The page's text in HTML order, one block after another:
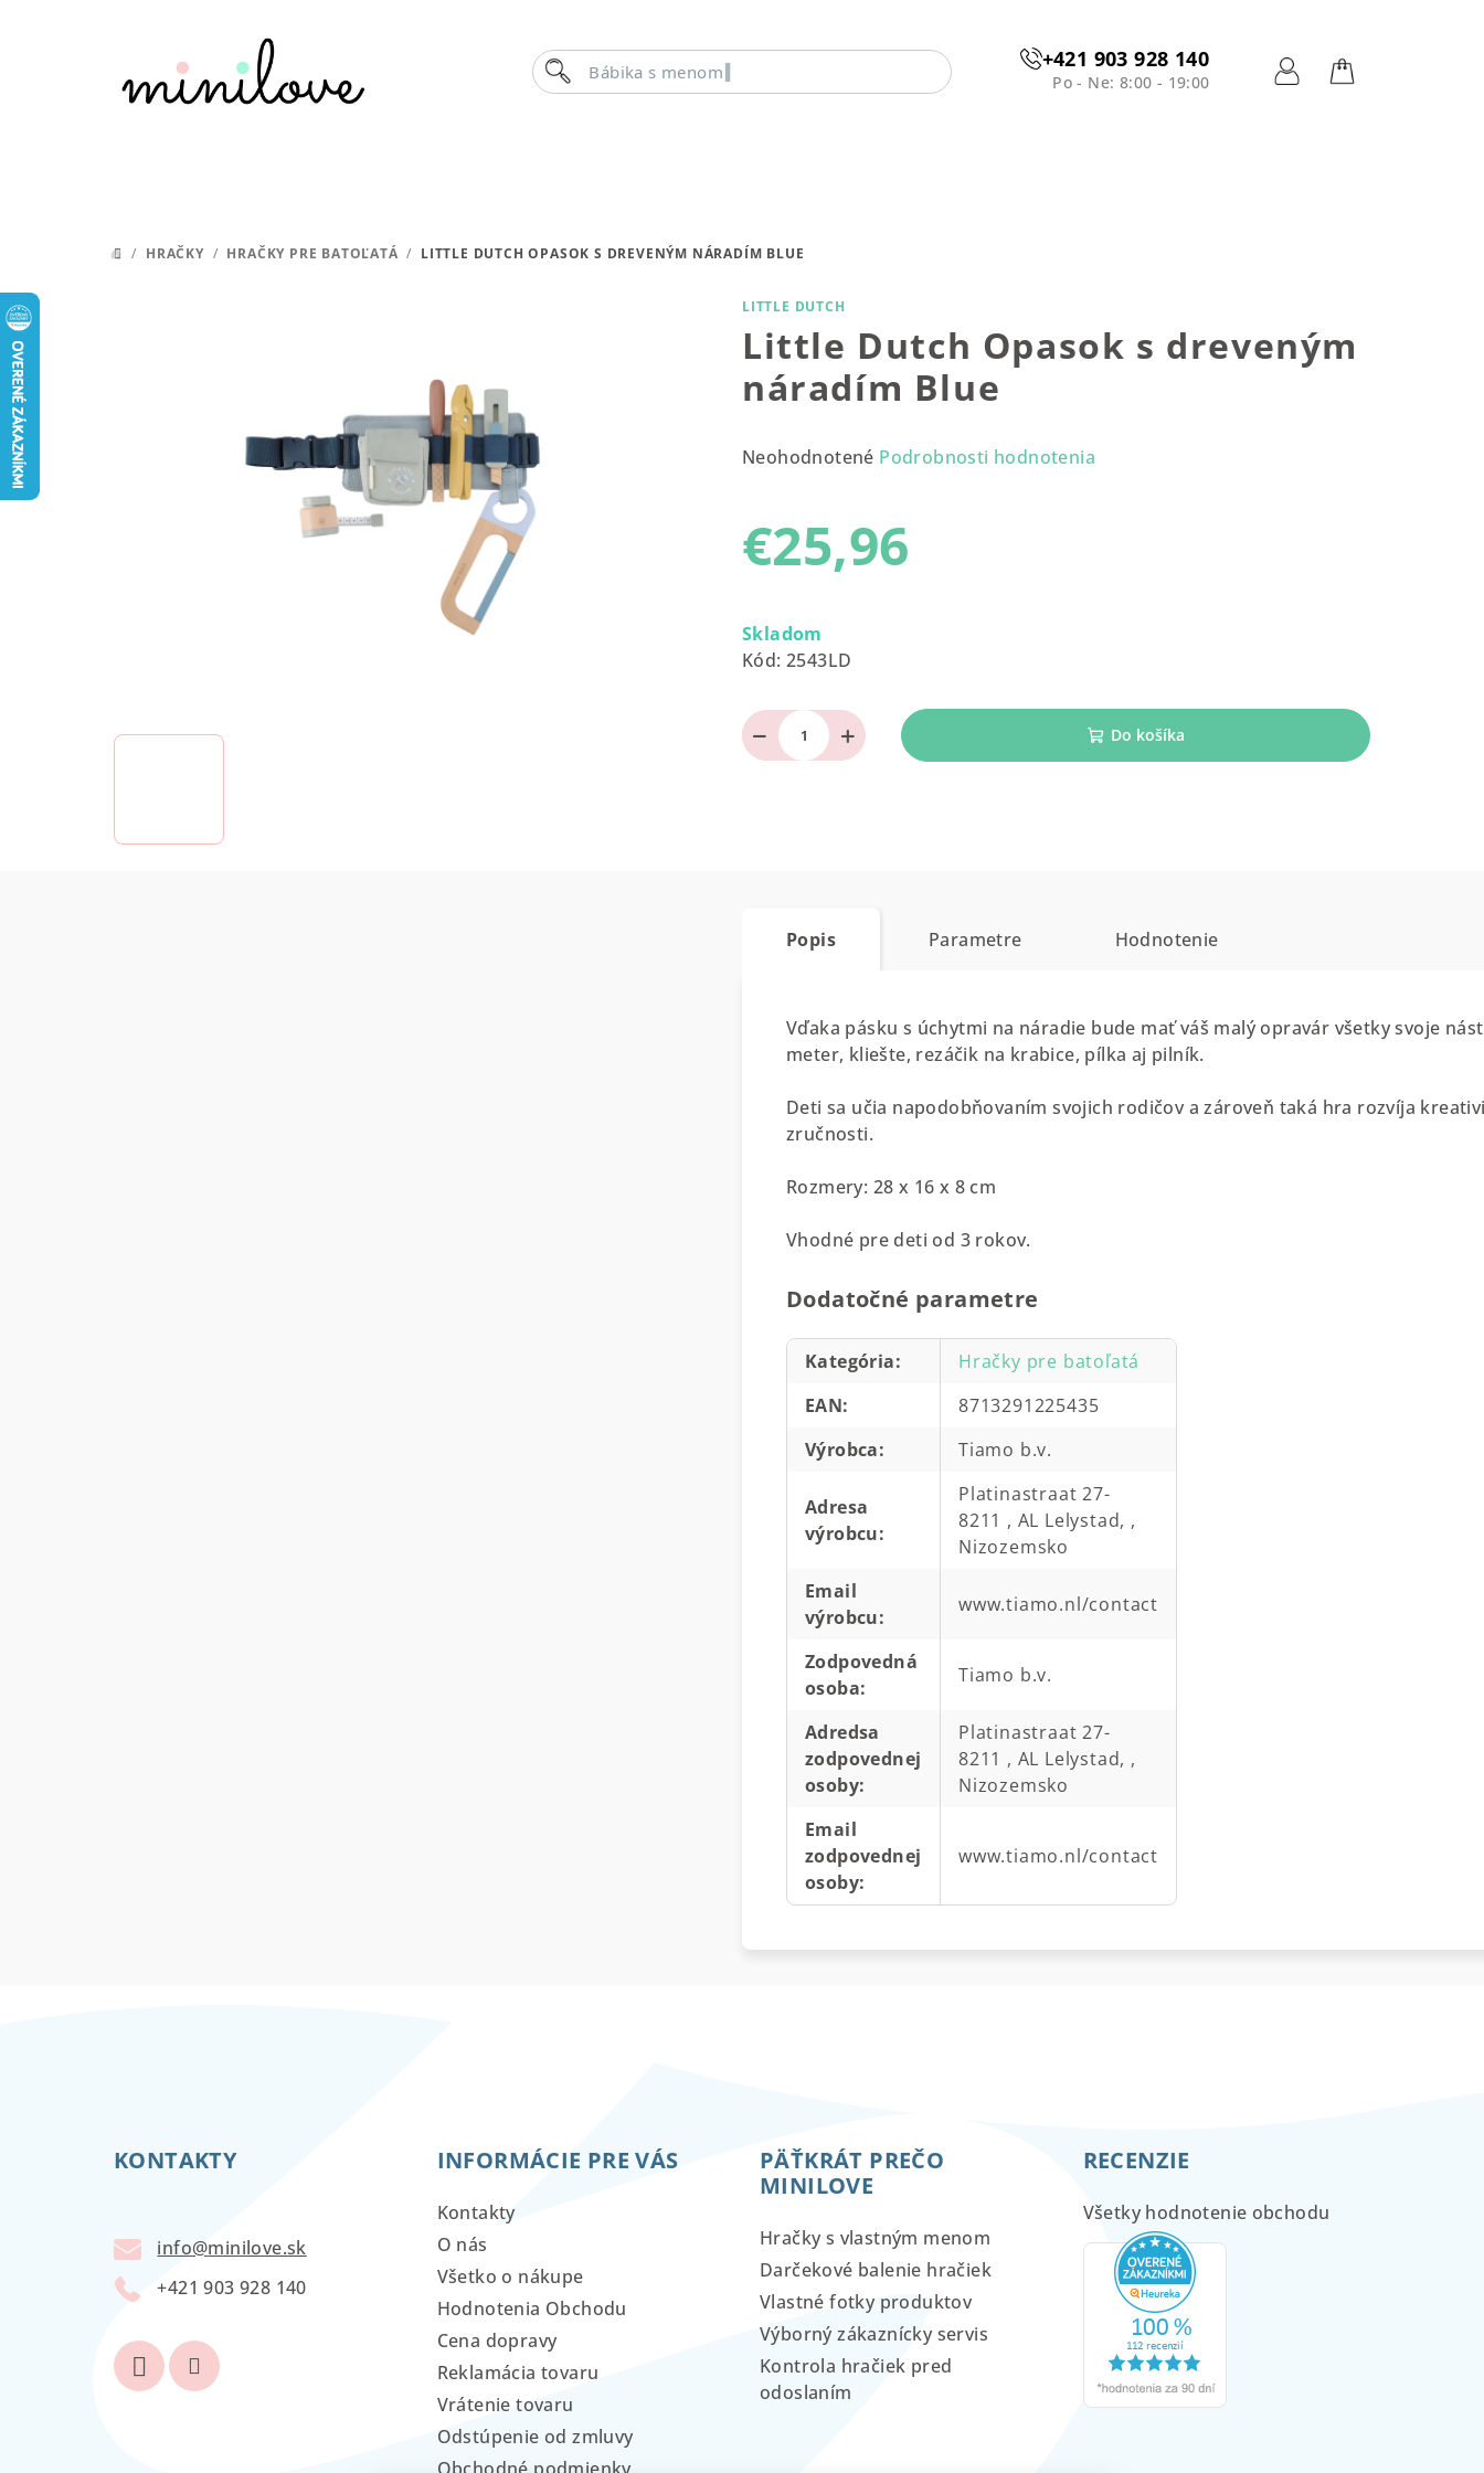
Bábika s menom
Hľadať +421 903 928 140
Po - Ne: 8:00 - 19:00
DOMOV
/ HRAČKY / HRAČKY PRE BATOĽATÁ / LITTLE DUTCH OPASOK S DREVENÝM NÁRADÍM BLUE
LITTLE DUTCH
Little Dutch Opasok s dreveným
náradím Blue
Priemerné
je
0,0
hviezdičiek.
Neohodnotené Podrobnosti hodnotenia
€25,96
cena:
Skladom
Kód: 2543LD
+
− Do košíka
Popis Parametre Hodnotenie
Vďaka pásku s úchytmi na náradie bude mať váš malý opravár všetky svoje
meter, kliešte, rezáčik na krabice, pílka aj pilník.
Deti sa učia napodobňovaním svojich rodičov a zároveň taká hra rozvíja
zručnosti.
Rozmery: 28 x 16 x 8 cm
Vhodné pre deti od 3 rokov.
Dodatočné parametre
Kategória:
Hračky pre batoľatá
EAN:
8713291225435
Výrobca: Tiamo b.v.
Adresa
výrobcu:
Platinastraat 27-
8211 , AL Lelystad, ,
Nizozemsko
Email
výrobcu:
www.tiamo.nl/contact
Zodpovedná
osoba:
Tiamo b.v.
Adredsa
zodpovednej
osoby:
Platinastraat 27-
8211 , AL Lelystad, ,
Nizozemsko
Email
zodpovednej
osoby:
www.tiamo.nl/contact
KONTAKTY
info@minilove.sk
+421 903 928 140
INFORMÁCIE PRE VÁS
Kontakty
O nás
Všetko o nákupe
Hodnotenia Obchodu
Cena dopravy
Reklamácia tovaru
Vrátenie tovaru
Odstúpenie od zmluvy
PÄŤKRÁT PREČO
MINILOVE
Hračky s vlastným menom
Darčekové balenie hračiek
Vlastné fotky produktov
Výborný zákaznícky servis
Kontrola hračiek pred
odoslaním
RECENZIE
Všetky hodnotenie obchodu